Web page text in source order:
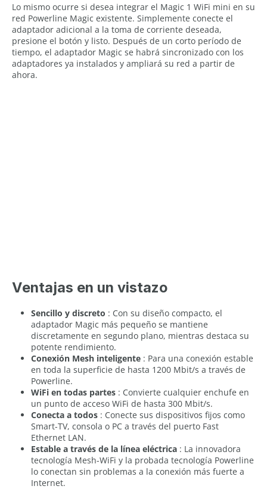
Lo mismo ocurre si desea integrar el Magic 1 WiFi mini en su
red Powerline Magic existente. Simplemente conecte el
adaptador adicional a la toma de corriente deseada,
presione el botón y listo. Después de un corto período de
tiempo, el adaptador Magic se habrá sincronizado con los
adaptadores ya instalados y ampliará su red a partir de
ahora.
Ventajas en un vistazo
Sencillo y discreto : Con su diseño compacto, el
adaptador Magic más pequeño se mantiene
discretamente en segundo plano, mientras destaca su
potente rendimiento.
Conexión Mesh inteligente : Para una conexión estable
en toda la superficie de hasta 1200 Mbit/s a través de
Powerline.
WiFi en todas partes : Convierte cualquier enchufe en
un punto de acceso WiFi de hasta 300 Mbit/s.
Conecta a todos : Conecte sus dispositivos fijos como
Smart-TV, consola o PC a través del puerto Fast
Ethernet LAN.
Estable a través de la línea eléctrica : La innovadora
tecnología Mesh-WiFi y la probada tecnología Powerline
lo conectan sin problemas a la conexión más fuerte a
Internet.